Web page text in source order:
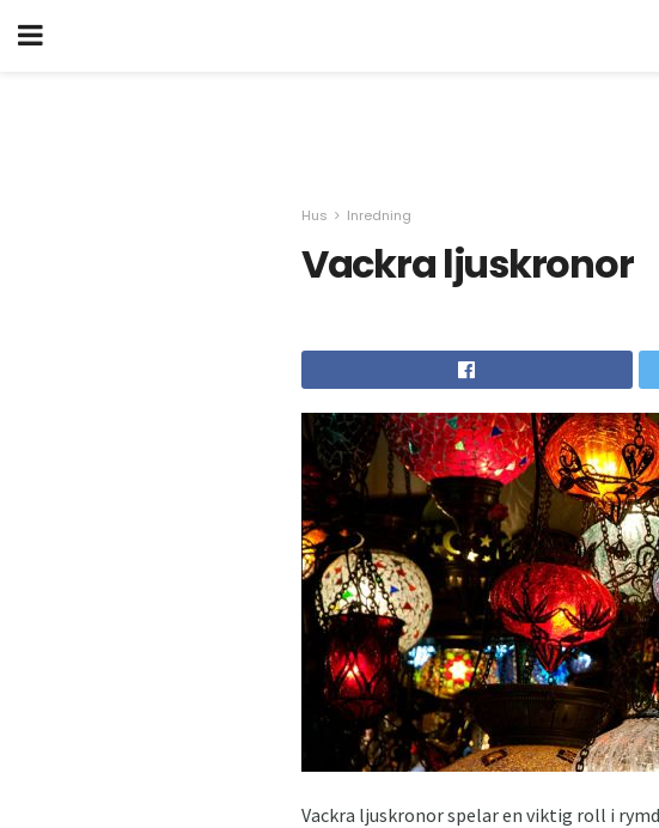
Hus Inredning
Vackra ljuskronor
Vackra ljuskronor spelar en viktig roll i